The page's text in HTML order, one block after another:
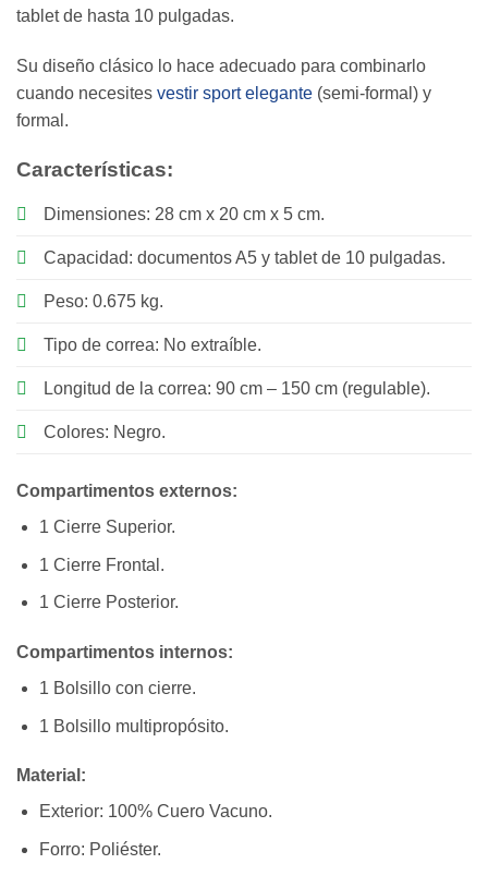
tablet de hasta 10 pulgadas.
Su diseño clásico lo hace adecuado para combinarlo
cuando necesites vestir sport elegante (semi-formal) y
formal.
Características:
Dimensiones: 28 cm x 20 cm x 5 cm.
Capacidad: documentos A5 y tablet de 10 pulgadas.
Peso: 0.675 kg.
Tipo de correa: No extraíble.
Longitud de la correa: 90 cm – 150 cm (regulable).
Colores: Negro.
Compartimentos externos:
1 Cierre Superior.
1 Cierre Frontal.
1 Cierre Posterior.
Compartimentos internos:
1 Bolsillo con cierre.
1 Bolsillo multipropósito.
Material:
Exterior: 100% Cuero Vacuno.
Forro: Poliéster.